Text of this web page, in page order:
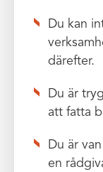
Du kan
därefter.
Du är
att fatta
Du är
en